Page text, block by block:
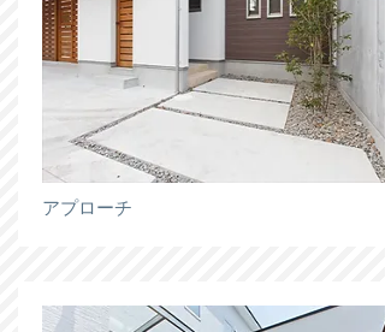
アプローチ